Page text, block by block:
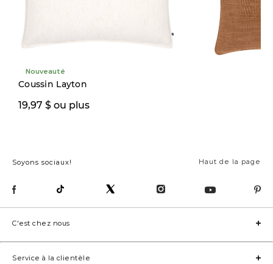
Nouveauté
Coussin Layton
19,97 $ ou plus
Haut de la page
Soyons sociaux!
C'est chez nous
Service à la clientèle